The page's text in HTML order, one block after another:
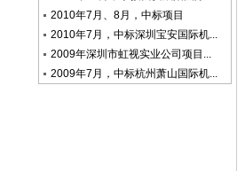
2010年7月、8月，中标项目
2010年7月，中标深圳宝安国际机...
2009年深圳市虹视实业公司项目...
2009年7月，中标杭州萧山国际机...